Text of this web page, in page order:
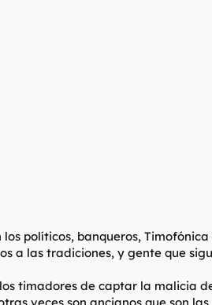
políticos, banqueros,
a las tradiciones, y gente que
timadores de captar la malicia